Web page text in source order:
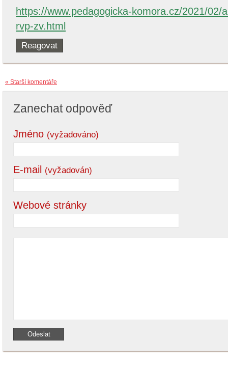
https://www.pedagogicka-komora.cz/2021/02/
rvp-zv.html
Reagovat
« Starší komentáře
Zanechat odpověď
Jméno (vyžadováno)
E-mail (vyžadován)
Webové stránky